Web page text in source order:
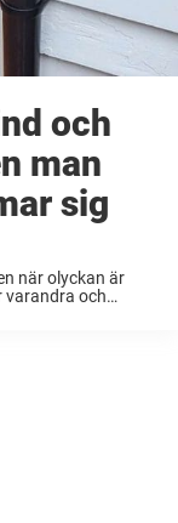
och
man
sig
när olyckan är
varandra och